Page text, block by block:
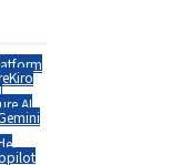
Kiro
AI